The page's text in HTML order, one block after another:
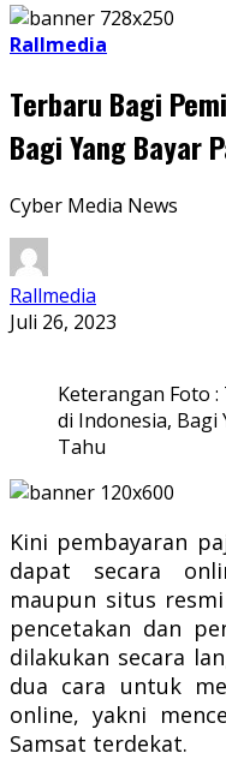
Rallmedia
Terbaru Bagi
Bagi Yang Bayar
Cyber Media News
Rallmedia
Juli 26, 2023
Keterangan Foto
di Indonesia, Bagi
Tahu
Kini pembayaran
dapat secara
maupun situs
pencetakan dan
dilakukan secara
dua cara untuk
online, yakni
Samsat terdekat.